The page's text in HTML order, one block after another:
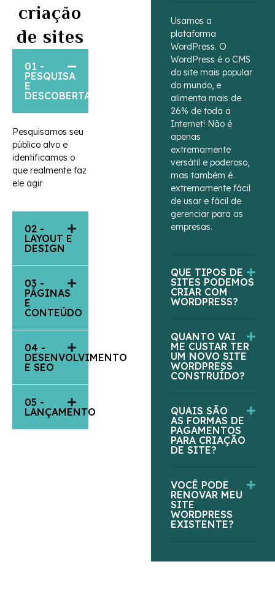
criação
de sites
01 -
PESQUISA
E
DESCOBERTA
Pesquisamos seu
público alvo e
identificamos o
que realmente faz
ele agir
02 -
LAYOUT E
DESIGN
03 -
PÁGINAS
E
CONTEÚDO
04 -
DESENVOLVIMENTO
E SEO
05 -
LANÇAMENTO
Usamos a
plataforma
WordPress. O
WordPress é o CMS
do site mais popular
do mundo, e
alimenta mais de
26% de toda a
Internet! Não é
apenas
extremamente
versátil e poderoso,
mas também é
extremamente fácil
de usar e fácil de
gerenciar para as
empresas.
QUE TIPOS DE
SITES PODEMOS
CRIAR COM
WORDPRESS?
QUANTO VAI
ME CUSTAR TER
UM NOVO SITE
WORDPRESS
CONSTRUÍDO?
QUAIS SÃO
AS FORMAS DE
PAGAMENTOS
PARA CRIAÇÃO
DE SITE?
VOCÊ PODE
RENOVAR MEU
SITE
WORDPRESS
EXISTENTE?